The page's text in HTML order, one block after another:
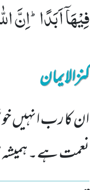
فِیْهَاۤ اَبَدًاؕ-اِنَّ
کنزالایمان
ان کا رب انہیں
نعمت ہے۔